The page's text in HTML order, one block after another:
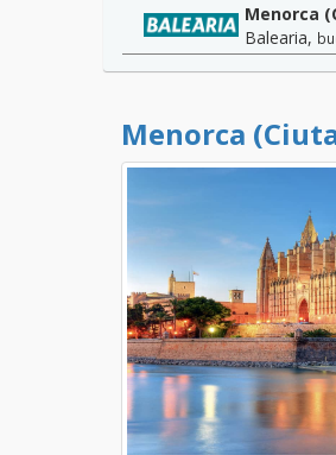
Menorca
Balearia,
Menorca